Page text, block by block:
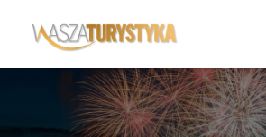
Księga wspomnień